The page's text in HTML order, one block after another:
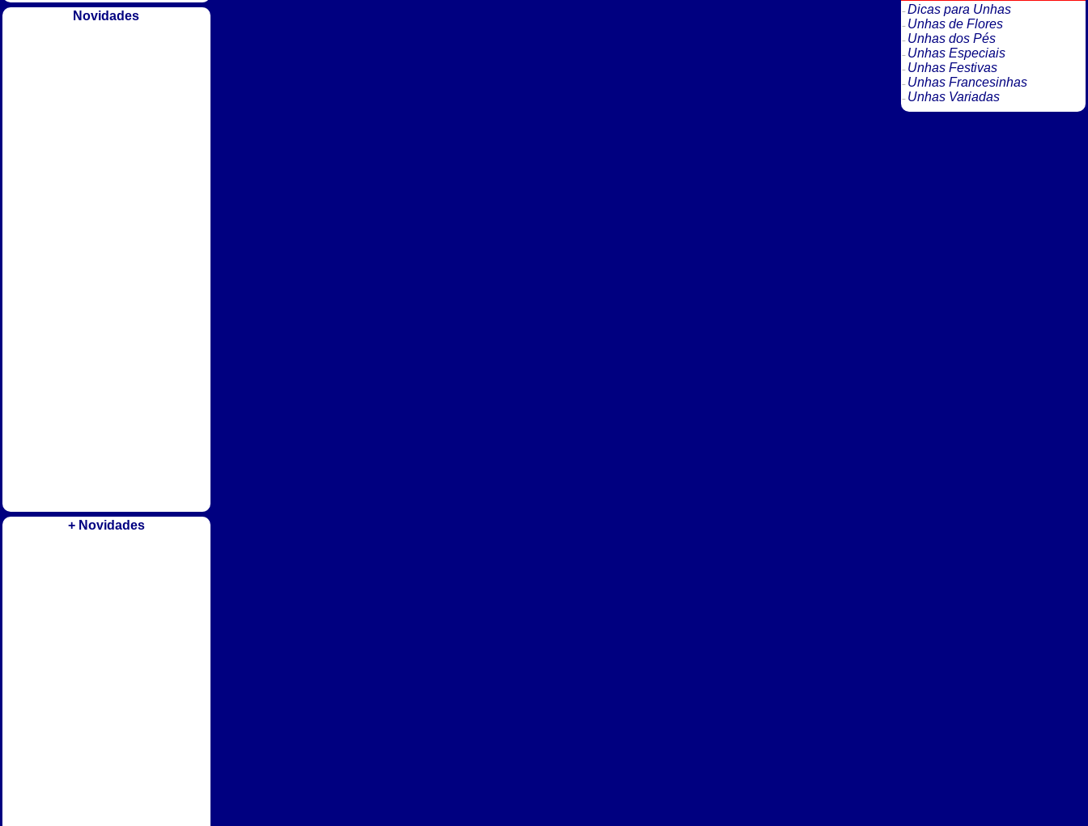
Novidades
+ Novidades
Dicas para Unhas
Unhas de Flores
Unhas dos Pés
Unhas Especiais
Unhas Festivas
Unhas Francesinhas
Unhas Variadas